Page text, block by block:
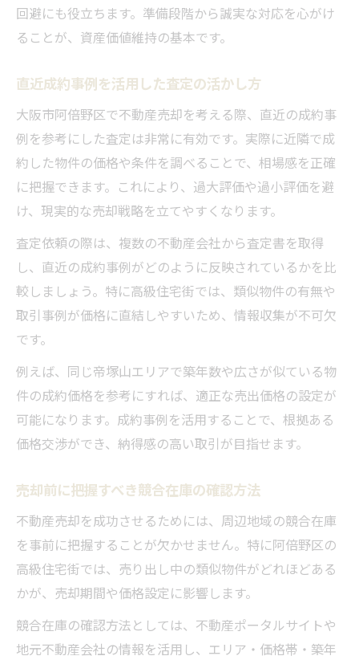
回避にも役立ちます。準備段階から誠実な対応を心がけ
ることが、資産価値維持の基本です。
直近成約事例を活用した査定の活かし方
大阪市阿倍野区で不動産売却を考える際、直近の成約事
例を参考にした査定は非常に有効です。実際に近隣で成
約した物件の価格や条件を調べることで、相場感を正確
に把握できます。これにより、過大評価や過小評価を避
け、現実的な売却戦略を立てやすくなります。
査定依頼の際は、複数の不動産会社から査定書を取得
し、直近の成約事例がどのように反映されているかを比
較しましょう。特に高級住宅街では、類似物件の有無や
取引事例が価格に直結しやすいため、情報収集が不可欠
です。
例えば、同じ帝塚山エリアで築年数や広さが似ている物
件の成約価格を参考にすれば、適正な売出価格の設定が
可能になります。成約事例を活用することで、根拠ある
価格交渉ができ、納得感の高い取引が目指せます。
売却前に把握すべき競合在庫の確認方法
不動産売却を成功させるためには、周辺地域の競合在庫
を事前に把握することが欠かせません。特に阿倍野区の
高級住宅街では、売り出し中の類似物件がどれほどある
かが、売却期間や価格設定に影響します。
競合在庫の確認方法としては、不動産ポータルサイトや
地元不動産会社の情報を活用し、エリア・価格帯・築年